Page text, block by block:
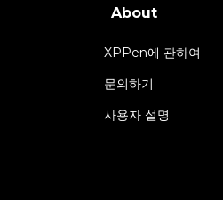
About
XPPen에 관하여
문의하기
사용자 설명